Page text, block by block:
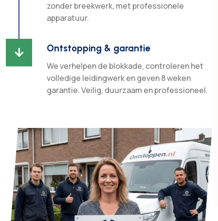
zonder breekwerk, met professionele
apparatuur.
 Ontstopping & garantie
We verhelpen de blokkade, controleren het
volledige leidingwerk en geven 8 weken
garantie. Veilig, duurzaam en professioneel.